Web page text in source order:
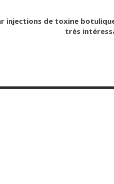
injections de toxine
très